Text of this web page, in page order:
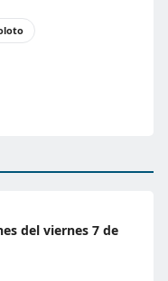
del viernes 7 de